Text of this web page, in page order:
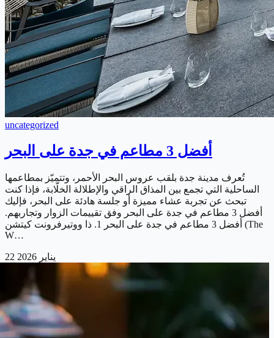
uncategorized
أفضل 3 مطاعم في جدة على البحر
تُعرف مدينة جدة بلقب عروس البحر الأحمر، وتتميّز بمطاعمها
الساحلية التي تجمع بين المذاق الراقي والإطلالة الخلّابة، فإذا كنت
تبحث عن تجربة عشاء مميزة أو جلسة هادئة على البحر، فإليك
أفضل 3 مطاعم في جدة على البحر وفق تقييمات الزوار وتجاربهم.
أفضل 3 مطاعم في جدة على البحر 1. ذا ووتيرفرونت كيتشن (The
W…
22 يناير 2026